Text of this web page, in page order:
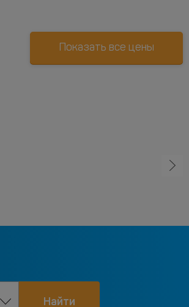
Показать все цены
Найти